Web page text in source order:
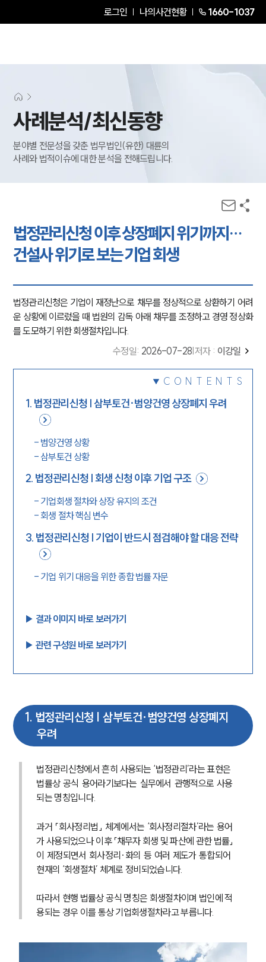
로그인 나의사건현황 1660-1037
사례분석/최신동향
분야별 전문성을 갖춘 법무법인(유한) 대륜의
사례와 법적이슈에 대한 분석을 전해드립니다.
법정관리신청 이후 상장폐지 위기까지…
건설사 위기로 보는 기업 회생
법정관리신청은 기업이 재정난으로 채무를 정상적으로 상환하기 어려
운 상황에 이르렀을 때 법원의 감독 아래 채무를 조정하고 경영 정상화
를 도모하기 위한 회생절차입니다.
수정일: 2026-07-28 저자 : 이강일
CONTENTS
1. 법정관리신청 | 삼부토건·범양건영 상장폐지 우려
- 범양건영 상황
- 삼부토건 상황
2. 법정관리신청 | 회생 신청 이후 기업 구조
- 기업회생 절차와 상장 유지의 조건
- 회생 절차 핵심 변수
3. 법정관리신청 | 기업이 반드시 점검해야 할 대응 전략
- 기업 위기 대응을 위한 종합 법률 자문
▶︎ 결과 이미지 바로 보러가기
▶︎ 관련 구성원 바로 보러가기
1. 법정관리신청 | 삼부토건·범양건영 상장폐지
우려
법정관리신청에서 흔히 사용되는 ‘법정관리’라는 표현은
법률상 공식 용어라기보다는 실무에서 관행적으로 사용
되는 명칭입니다.
과거 「회사정리법」 체계에서는 ‘회사정리절차’라는 용어
가 사용되었으나 이후 「채무자 회생 및 파산에 관한 법률」
이 제정되면서 회사정리·화의 등 여러 제도가 통합되어
현재의 ‘회생절차’ 체계로 정비되었습니다.
따라서 현행 법률상 공식 명칭은 회생절차이며 법인에 적
용되는 경우 이를 통상 기업회생절차라고 부릅니다.